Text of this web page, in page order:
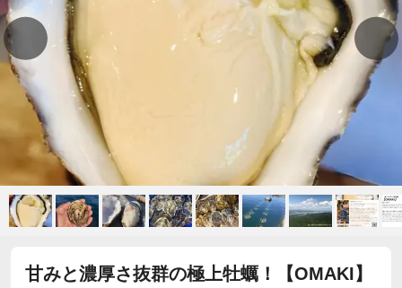
甘みと濃厚さ抜群の極上牡蠣！【OMAKI】